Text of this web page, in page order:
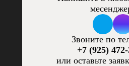
Звоните по
+7 (925)
или оставьте